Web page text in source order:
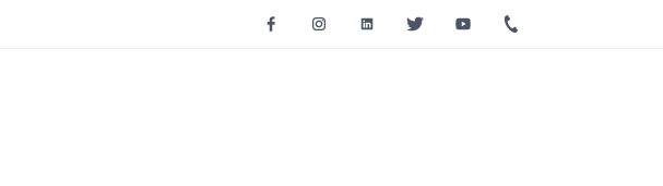
FacebookInstagramLinkedinTwitter Youtube